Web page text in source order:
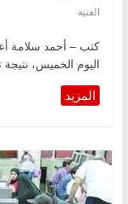
الفنية
كتب – أحمد سلامة
اليوم الخميس، نتيجة تنسيق